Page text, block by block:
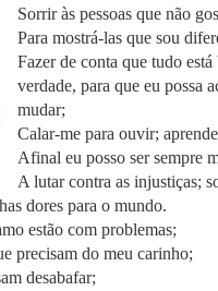
Sorrir às pessoas que não
Para mostrá-las que sou
Fazer de conta que tudo
verdade, para que eu possa
mudar;
Calar-me para ouvir;
Afinal eu posso ser sempre
A lutar contra as injustiças;
dores para o mundo.
estão com problemas;
precisam do meu carinho;
desabafar;